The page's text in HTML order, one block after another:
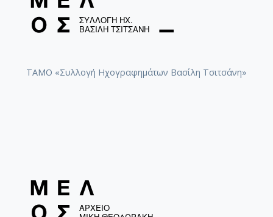
ΤΑΜΟ «Συλλογή Ηχογραφημάτων Βασίλη Τσιτσάνη»